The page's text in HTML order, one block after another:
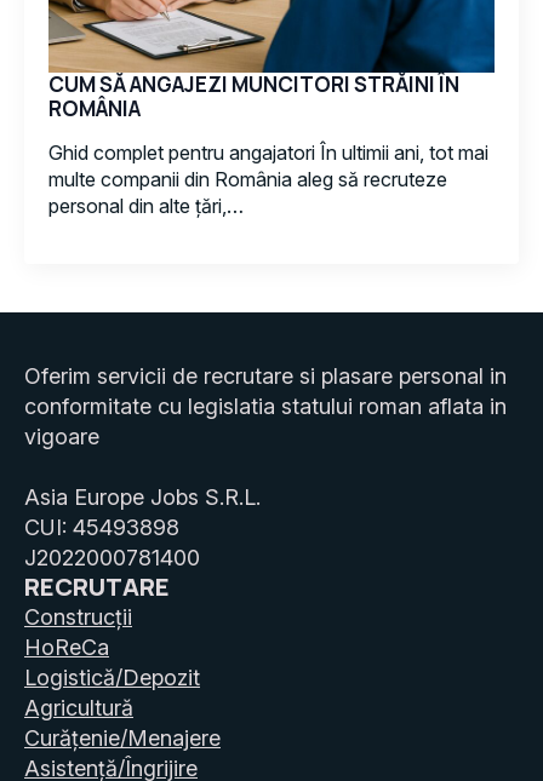
CUM SĂ ANGAJEZI MUNCITORI STRĂINI ÎN
ROMÂNIA
Ghid complet pentru angajatori În ultimii ani, tot mai
multe companii din România aleg să recruteze
personal din alte țări,…
Oferim servicii de recrutare si plasare personal in
conformitate cu legislatia statului roman aflata in
vigoare
Asia Europe Jobs S.R.L.
CUI: 45493898
J2022000781400
RECRUTARE
Construcții
HoReCa
Logistică/Depozit
Agricultură
Curățenie/Menajere
Asistență/Îngrijire